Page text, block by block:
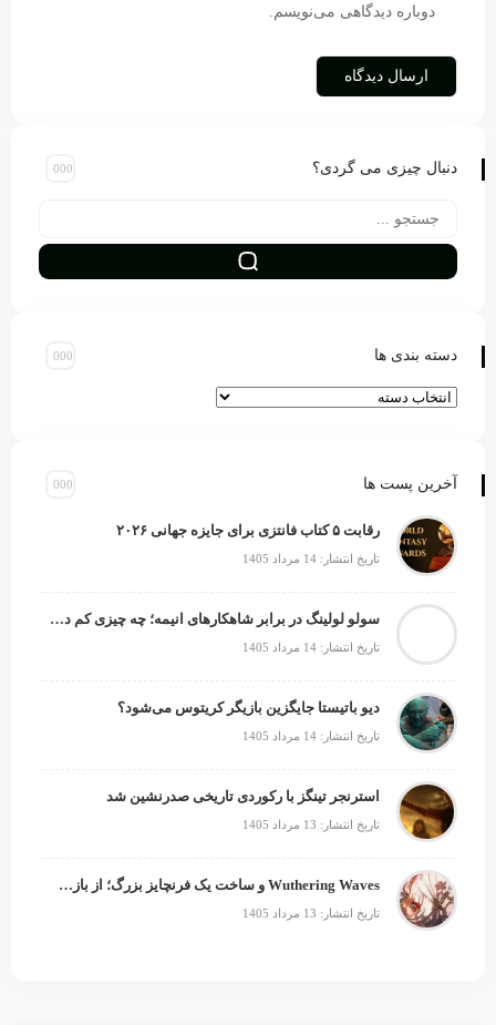
دوباره دیدگاهی می‌نویسم.
دنبال چیزی می گردی؟
دسته بندی ها
آخرین پست ها
رقابت ۵ کتاب فانتزی برای جایزه جهانی ۲۰۲۶
تاریخ انتشار: 14 مرداد 1405
سولو لولینگ در برابر شاهکارهای انیمه؛ چه چیزی کم دارد؟
تاریخ انتشار: 14 مرداد 1405
دیو باتیستا جایگزین بازیگر کریتوس می‌شود؟
تاریخ انتشار: 14 مرداد 1405
استرنجر تینگز با رکوردی تاریخی صدرنشین شد
تاریخ انتشار: 13 مرداد 1405
Wuthering Waves و ساخت یک فرنچایز بزرگ؛ از بازی تا انیمه
تاریخ انتشار: 13 مرداد 1405